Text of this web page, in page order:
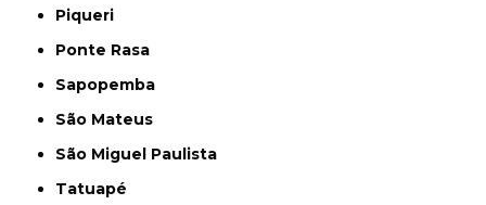
Piqueri
Ponte Rasa
Sapopemba
São Mateus
São Miguel Paulista
Tatuapé